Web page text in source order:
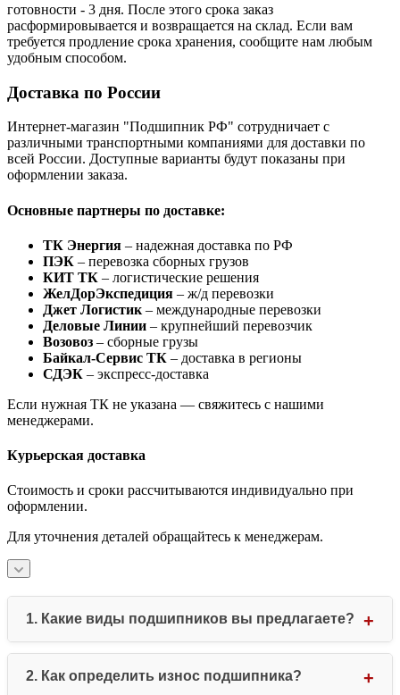
готовности - 3 дня. После этого срока заказ
расформировывается и возвращается на склад. Если вам
требуется продление срока хранения, сообщите нам любым
удобным способом.
Доставка по России
Интернет-магазин "Подшипник РФ" сотрудничает с
различными транспортными компаниями для доставки по
всей России. Доступные варианты будут показаны при
оформлении заказа.
Основные партнеры по доставке:
ТК Энергия – надежная доставка по РФ
ПЭК – перевозка сборных грузов
КИТ ТК – логистические решения
ЖелДорЭкспедиция – ж/д перевозки
Джет Логистик – международные перевозки
Деловые Линии – крупнейший перевозчик
Возовоз – сборные грузы
Байкал-Сервис ТК – доставка в регионы
СДЭК – экспресс-доставка
Если нужная ТК не указана — свяжитесь с нашими
менеджерами.
Курьерская доставка
Стоимость и сроки рассчитываются индивидуально при
оформлении.
Для уточнения деталей обращайтесь к менеджерам.
1. Какие виды подшипников вы предлагаете?
Мы специализируемся на всех основных типах
подшипников: шариковых (радиальных, упорных),
2. Как определить износ подшипника?